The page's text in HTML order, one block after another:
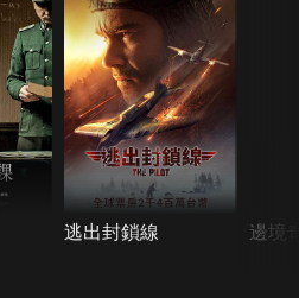
逃出封鎖線 邊境